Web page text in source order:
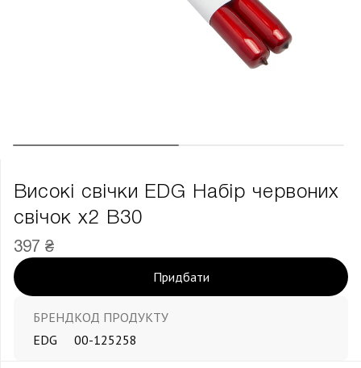
Високі свічки EDG Набір червоних
свічок х2 В30
397 ₴
Придбати
БРЕНД
EDG
КОД ПРОДУКТУ
00-125258